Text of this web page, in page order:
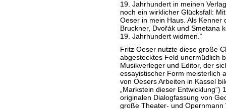
19. Jahrhundert in meinen
noch ein wirklicher Glücksfall:
Oeser in mein Haus. Als
Bruckner, Dvořák und Smetana
19. Jahrhundert widmen.“
Fritz Oeser nutzte diese große
abgestecktes Feld unermüdlich
Musikverleger und Editor, der
essayistischer Form meisterlich
von Oesers Arbeiten in Kassel
„Markstein dieser
originalen Dialogfassung von
große Theater- und Opernmann